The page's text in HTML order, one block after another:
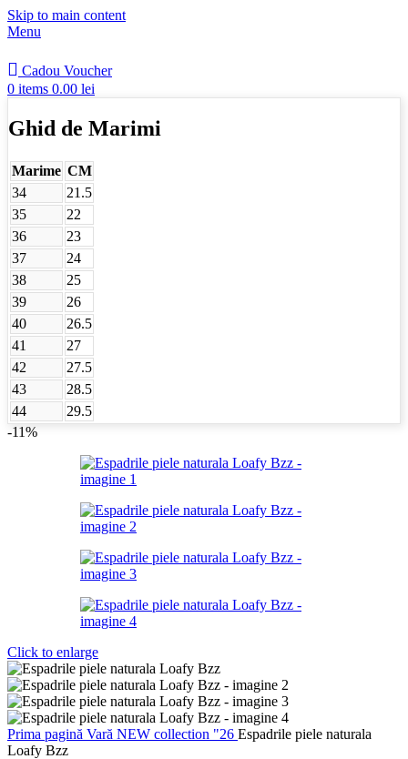
Skip to main content
Menu
Cadou Voucher
0 items 0.00 lei
Ghid de Marimi
Marime CM
34
21.5
35
22
36
23
37
24
38
25
39
26
40
26.5
41
27
42
27.5
43
28.5
44
29.5
-11%
Click to enlarge
Prima pagină Vară NEW collection "26 Espadrile piele naturala
Loafy Bzz